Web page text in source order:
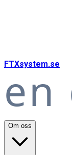
FTXsystem.se
en
Om oss